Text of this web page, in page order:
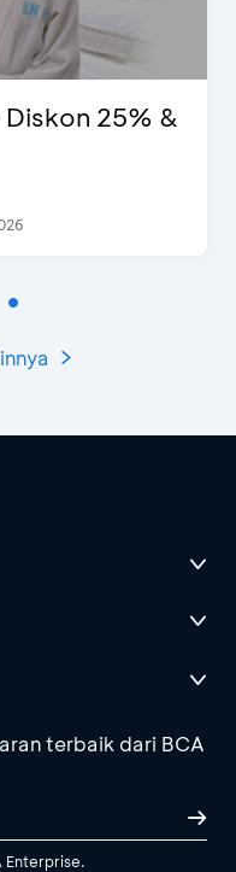
Rp100 Ribu
terbaik dari BCA
Enterprise.